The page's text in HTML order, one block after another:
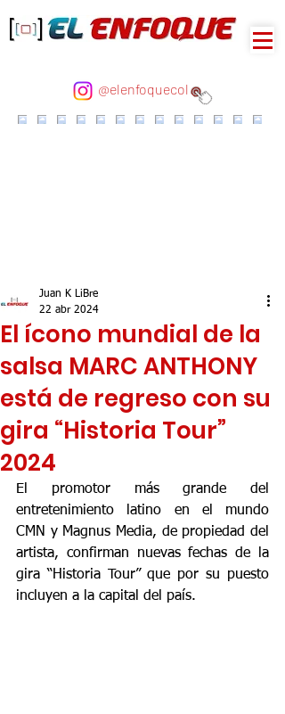
@elenfoquecol
El ícono mundial de la
salsa MARC ANTHONY
está de regreso con su
gira “Historia Tour”
2024
Juan K LiBre
22 abr 2024
El promotor más grande del
entretenimiento latino en el mundo
CMN y Magnus Media, de propiedad del
artista, confirman nuevas fechas de la
gira “Historia Tour” que por su puesto
incluyen a la capital del país.